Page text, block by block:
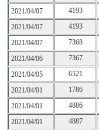
2021/04/07
4193
2021/04/07
4193
2021/04/07
7368
2021/04/06
7367
2021/04/05
6521
2021/04/01
1786
2021/04/01
4886
2021/04/01
4887